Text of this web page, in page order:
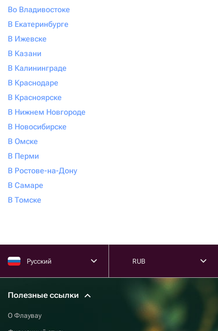
Во Владивостоке
В Екатеринбурге
В Ижевске
В Казани
В Калининграде
В Краснодаре
В Красноярске
В Нижнем Новгороде
В Новосибирске
В Омске
В Перми
В Ростове-на-Дону
В Самаре
В Томске
Русский RUB
Полезные ссылки
О Флаувау